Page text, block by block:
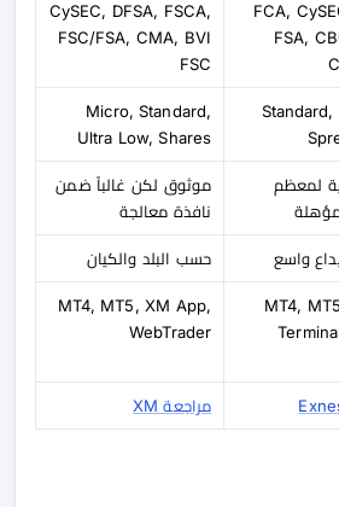
FCA,
FSA,
CySEC, DFSA, FSCA,
FSC/FSA, CMA, BVI
FSC
Standard,
Micro, Standard,
Ultra Low, Shares
لمعظم
موثوق لكن غالباً ضمن
نافذة معالجة
واسع حسب البلد والكيان
MT4,
MT4, MT5, XM App,
WebTrader
مراجعة XM